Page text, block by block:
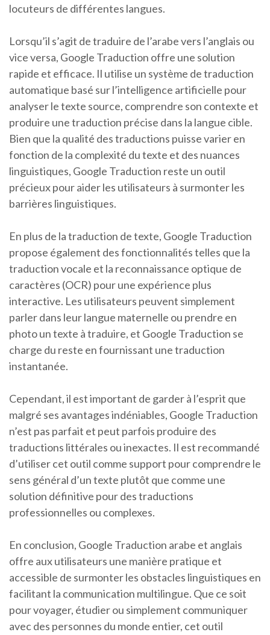
locuteurs de différentes langues.
Lorsqu’il s’agit de traduire de l’arabe vers l’anglais ou
vice versa, Google Traduction offre une solution
rapide et efficace. Il utilise un système de traduction
automatique basé sur l’intelligence artificielle pour
analyser le texte source, comprendre son contexte et
produire une traduction précise dans la langue cible.
Bien que la qualité des traductions puisse varier en
fonction de la complexité du texte et des nuances
linguistiques, Google Traduction reste un outil
précieux pour aider les utilisateurs à surmonter les
barrières linguistiques.
En plus de la traduction de texte, Google Traduction
propose également des fonctionnalités telles que la
traduction vocale et la reconnaissance optique de
caractères (OCR) pour une expérience plus
interactive. Les utilisateurs peuvent simplement
parler dans leur langue maternelle ou prendre en
photo un texte à traduire, et Google Traduction se
charge du reste en fournissant une traduction
instantanée.
Cependant, il est important de garder à l’esprit que
malgré ses avantages indéniables, Google Traduction
n’est pas parfait et peut parfois produire des
traductions littérales ou inexactes. Il est recommandé
d’utiliser cet outil comme support pour comprendre le
sens général d’un texte plutôt que comme une
solution définitive pour des traductions
professionnelles ou complexes.
En conclusion, Google Traduction arabe et anglais
offre aux utilisateurs une manière pratique et
accessible de surmonter les obstacles linguistiques en
facilitant la communication multilingue. Que ce soit
pour voyager, étudier ou simplement communiquer
avec des personnes du monde entier, cet outil